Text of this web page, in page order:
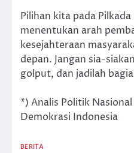
Pilihan kita pada
menentukan arah
kesejahteraan
depan. Jangan sia-
golput, dan jadilah
*) Analis Politik
Demokrasi Indonesia
BERITA